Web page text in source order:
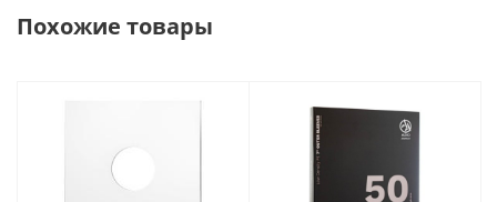
Похожие товары